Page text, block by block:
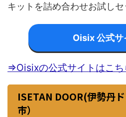
キットを詰め合わせお試しセ
Oisix 公式サ
⇒Oisixの公式サイトはこち
ISETAN DOOR(伊勢丹
市）